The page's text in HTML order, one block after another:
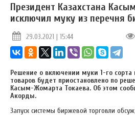
Президент Казахстана
исключил муку из перечня
29.03.2021 | 15:44
Решение о включении муки 1-го
товаров будет приостановлено по
Касым-Жомарта Токаева. Об этом
Акорды.
Запуск системы биржевой торговли